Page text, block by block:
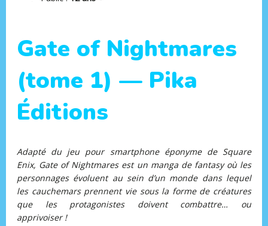
Gate of Nightmares
(tome 1) — Pika
Éditions
Adapté du jeu pour smartphone éponyme de Square
Enix, Gate of Nightmares est un manga de fantasy où les
personnages évoluent au sein d’un monde dans lequel
les cauchemars prennent vie sous la forme de créatures
que les protagonistes doivent combattre… ou
apprivoiser !